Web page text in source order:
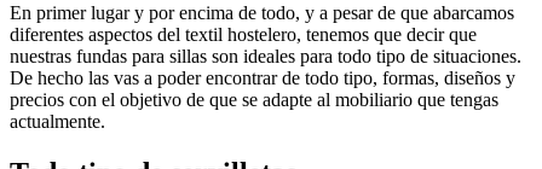
En primer lugar y por encima de todo, y a pesar de que abarcamos
diferentes aspectos del textil hostelero, tenemos que decir que
nuestras fundas para sillas son ideales para todo tipo de situaciones.
De hecho las vas a poder encontrar de todo tipo, formas, diseños y
precios con el objetivo de que se adapte al mobiliario que tengas
actualmente.